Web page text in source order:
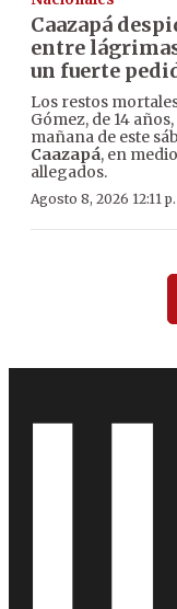
Caazapá
entre
un fuerte
Los restos
Gómez, de 14
mañana de este
Caazapá, en
allegados.
Agosto 8, 2026 12:11